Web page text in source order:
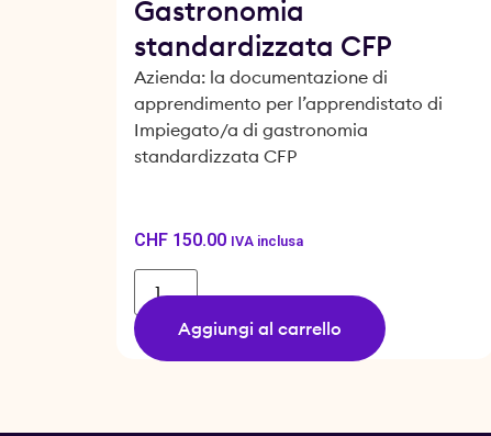
Gastronomia
standardizzata CFP
Azienda: la documentazione di
apprendimento per l’apprendistato di
Impiegato/a di gastronomia
standardizzata CFP
CHF150.00 IVA inclusa
Aggiungi al carrello